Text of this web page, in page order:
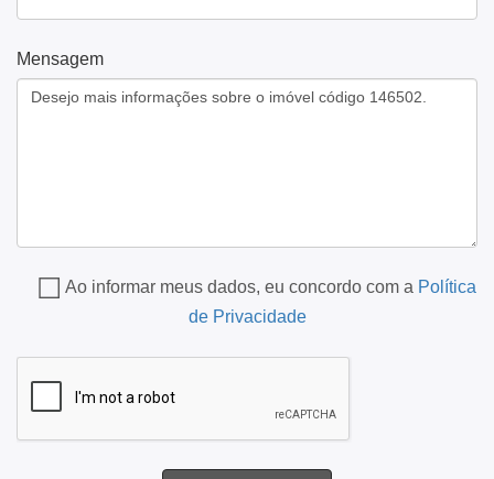
Mensagem
Ao informar meus dados, eu concordo com a Política
de Privacidade